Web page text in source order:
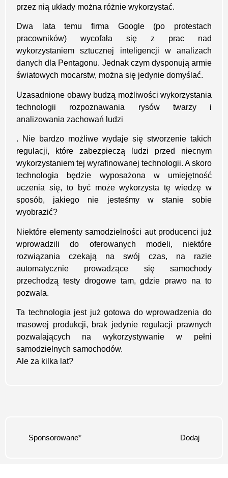
przez nią układy można różnie wykorzystać.
Dwa lata temu firma Google (po protestach
pracowników) wycofała się z prac nad
wykorzystaniem sztucznej inteligencji w analizach
danych dla Pentagonu. Jednak czym dysponują armie
światowych mocarstw, można się jedynie domyślać.
Uzasadnione obawy budzą możliwości wykorzystania
technologii rozpoznawania rysów twarzy i
analizowania zachowań ludzi
. Nie bardzo możliwe wydaje się stworzenie takich
regulacji, które zabezpieczą ludzi przed niecnym
wykorzystaniem tej wyrafinowanej technologii. A skoro
technologia będzie wyposażona w umiejętność
uczenia się, to być może wykorzysta tę wiedzę w
sposób, jakiego nie jesteśmy w stanie sobie
wyobrazić?
Niektóre elementy samodzielności aut producenci już
wprowadzili do oferowanych modeli, niektóre
rozwiązania czekają na swój czas, na razie
automatycznie prowadzące się samochody
przechodzą testy drogowe tam, gdzie prawo na to
pozwala.
Ta technologia jest już gotowa do wprowadzenia do
masowej produkcji, brak jedynie regulacji prawnych
pozwalających na wykorzystywanie w pełni
samodzielnych samochodów.
Ale za kilka lat?
Sponsorowane* Dodaj